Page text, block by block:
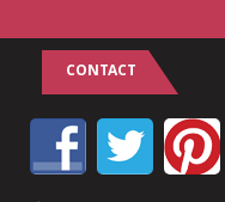
CONTACT